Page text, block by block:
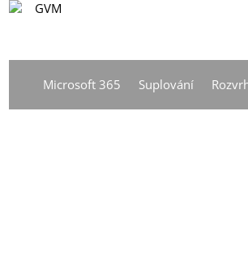
Microsoft 365 Suplování